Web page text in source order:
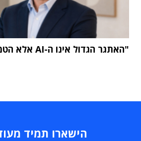
"האתגר הגדול אינו ה-AI אלא הטמעתה בארגון"
הישארו תמיד